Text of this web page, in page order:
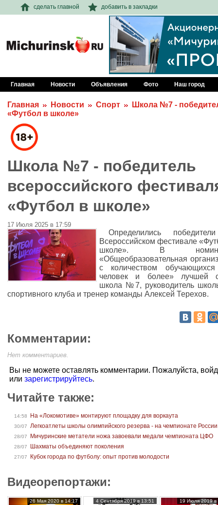
сделать главной добавить в закладки
Главная Новости Объявления Фото Наш город
Главная Новости Спорт
Школа №7 -
«Футбол в школе»
Школа №7 - победитель
всероссийского
«Футбол в школе»
17 Июля 2025 в 17:59
Определились
Всероссийском фестивале
школе». В
«Общеобразовательная
с количеством
человек и более» лучшей
школа №7, руководитель
спортивного клуба и тренер команды Алексей Терехов.
Комментарии:
Нет комментариев.
Вы не можете оставлять комментарии. Пожалуйста,
или зарегистрируйтесь.
Читайте также:
14:58 На «Локомотиве» монтируют площадку для воркаута
30/07 Легкоатлеты школы олимпийского резерва - на чемпионате России
28/07 Мичуринские метатели ножа завоевали медали чемпионата ЦФО
28/07 Шахматы объединяют поколения
27/07 Кубок города по футболу: опыт против молодости
Видеорепортажи:
26 Мая 2020 в 14:17 4 Сентября 2019 в 13:51 19 Июля 2019 в